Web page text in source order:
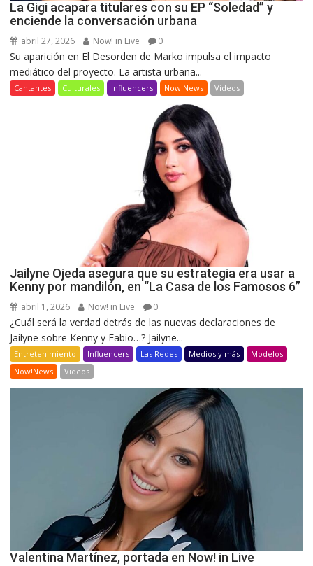
La Gigi acapara titulares con su EP “Soledad” y
enciende la conversación urbana
abril 27, 2026 Now! in Live 0
Su aparición en El Desorden de Marko impulsa el impacto
mediático del proyecto. La artista urbana...
Cantantes Culturales Influencers Now!News Videos
Jailyne Ojeda asegura que su estrategia era usar a
Kenny por mandilón, en “La Casa de los Famosos 6”
abril 1, 2026 Now! in Live 0
¿Cuál será la verdad detrás de las nuevas declaraciones de
Jailyne sobre Kenny y Fabio…? Jailyne...
Entretenimiento Influencers Las Redes Medios y más
Modelos
Now!News
Videos
Valentina Martínez, portada en Now! in Live